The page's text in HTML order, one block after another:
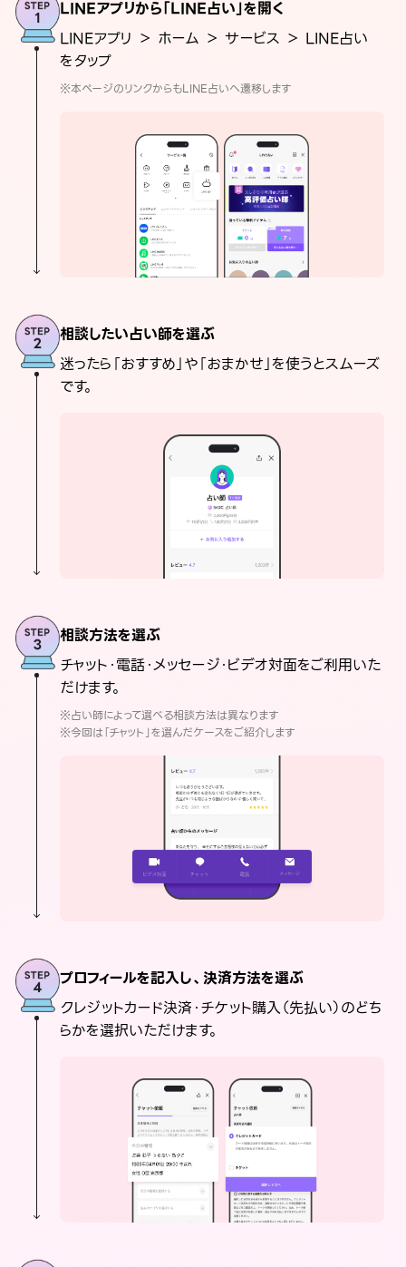
LINEアプリから「LINE占い」を開く
LINEアプリ ＞ ホーム ＞ サービス ＞ LINE占い
をタップ
※本ページのリンクからもLINE占いへ遷移します
相談したい占い師を選ぶ
迷ったら「おすすめ」や「おまかせ」を使うとスムーズ
です。
相談方法を選ぶ
チャット・電話・メッセージ・ビデオ対面をご利用いた
だけます。
※占い師によって選べる相談方法は異なります
※今回は「チャット」を選んだケースをご紹介します
プロフィールを記入し、決済方法を選ぶ
クレジットカード決済・チケット購入（先払い）のどち
らかを選択いただけます。